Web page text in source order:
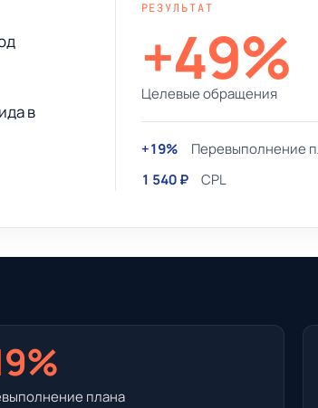
в
РЕЗУЛЬТАТ
+49%
Целевые обращения
+19%
Перевыполнение
1 540 ₽
CPL
плана